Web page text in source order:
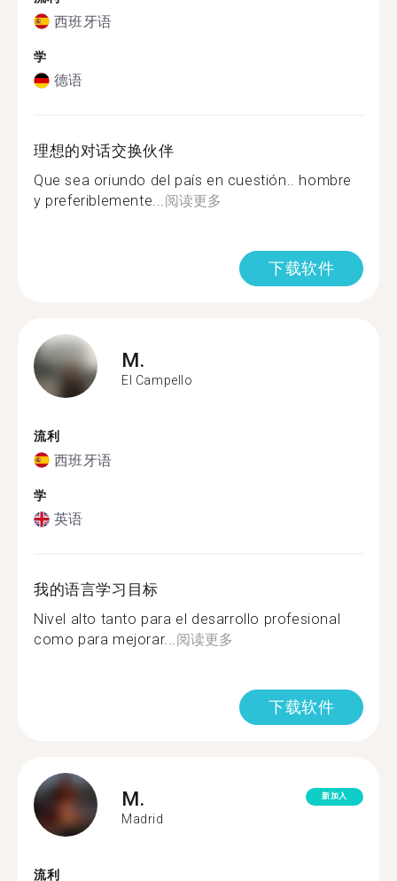
西班牙语
学
德语
理想的对话交换伙伴
Que sea oriundo del país en cuestión.. hombre
y preferiblemente...阅读更多
下载软件
M.
El Campello
流利
西班牙语
学
英语
我的语言学习目标
Nivel alto tanto para el desarrollo profesional
como para mejorar...阅读更多
下载软件
M.
Madrid
新加入
流利